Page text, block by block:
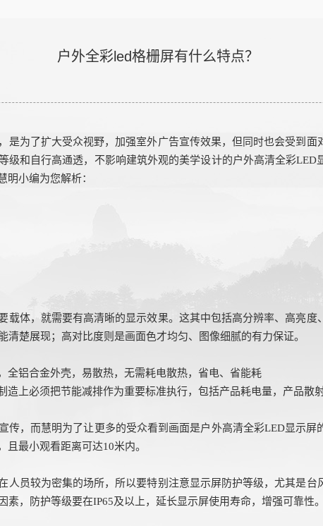
户外全彩led格栅屏有什么特点？
是为了扩大受众视野，加强室外广告宣传效果，但同时也会受到 面
级和自行高通透，不影响建筑外观的美学设计的户外高清全彩LED
明小编为您解析：
载体，就需要有高清晰的显示效果。这其中包括高分辨率、高亮
楚展现；高对比度则是画面色才均匀、图像细腻的有力保证。
全铝合金外壳，易散热，无需耗电散热，省电、省能耗
造上必须把节能减排作为重要标准执行，包括产品耗电量，产品散
传，而慧明为了让更多的受众看到画面是户外高清全彩LED显示屏
且最小观看距离可达10米内。
人员较为密集的场所，所以要特别注意显示屏防护等级，尤其是
，防护等级要在IP65及以上，延长显示屏使用寿命，增强可靠性。